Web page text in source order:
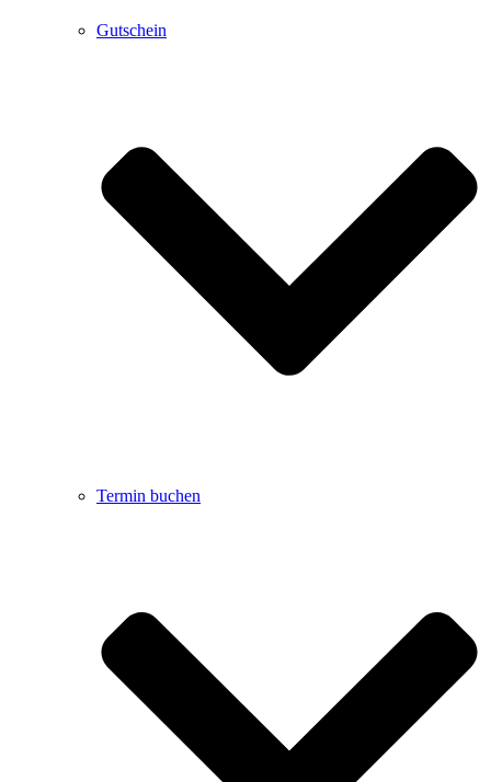
Gutschein
Termin buchen